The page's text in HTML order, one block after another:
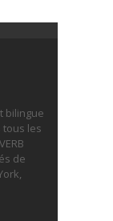
bilingue
tous les
de